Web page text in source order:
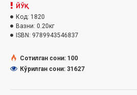
Муқоваси:
Ўзбекистон Республикаси Вазирлар
Дин ишлари бўйича қўмитанинг 3865-
ЙЎҚ
Код: 1820
Вазни: 0.20кг
ISBN: 9789943546837
Сотилган сони: 100
Кўрилган сони: 31627